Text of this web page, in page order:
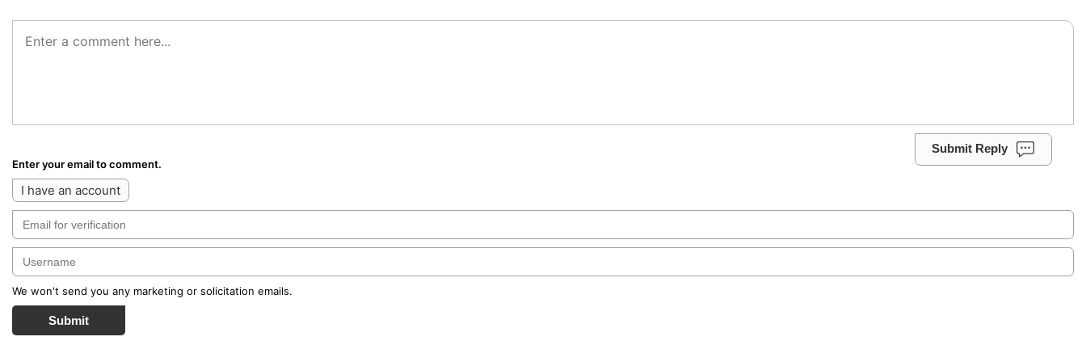
Submit Reply
Enter your email to comment.
I have an account
We won't send you any marketing or solicitation emails.
Submit